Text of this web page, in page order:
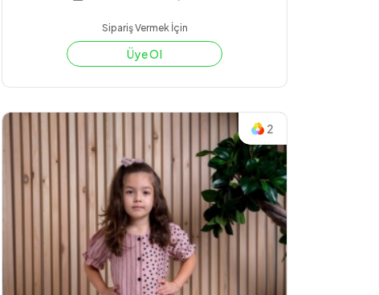
Sipariş Vermek İçin
Üye Ol
2